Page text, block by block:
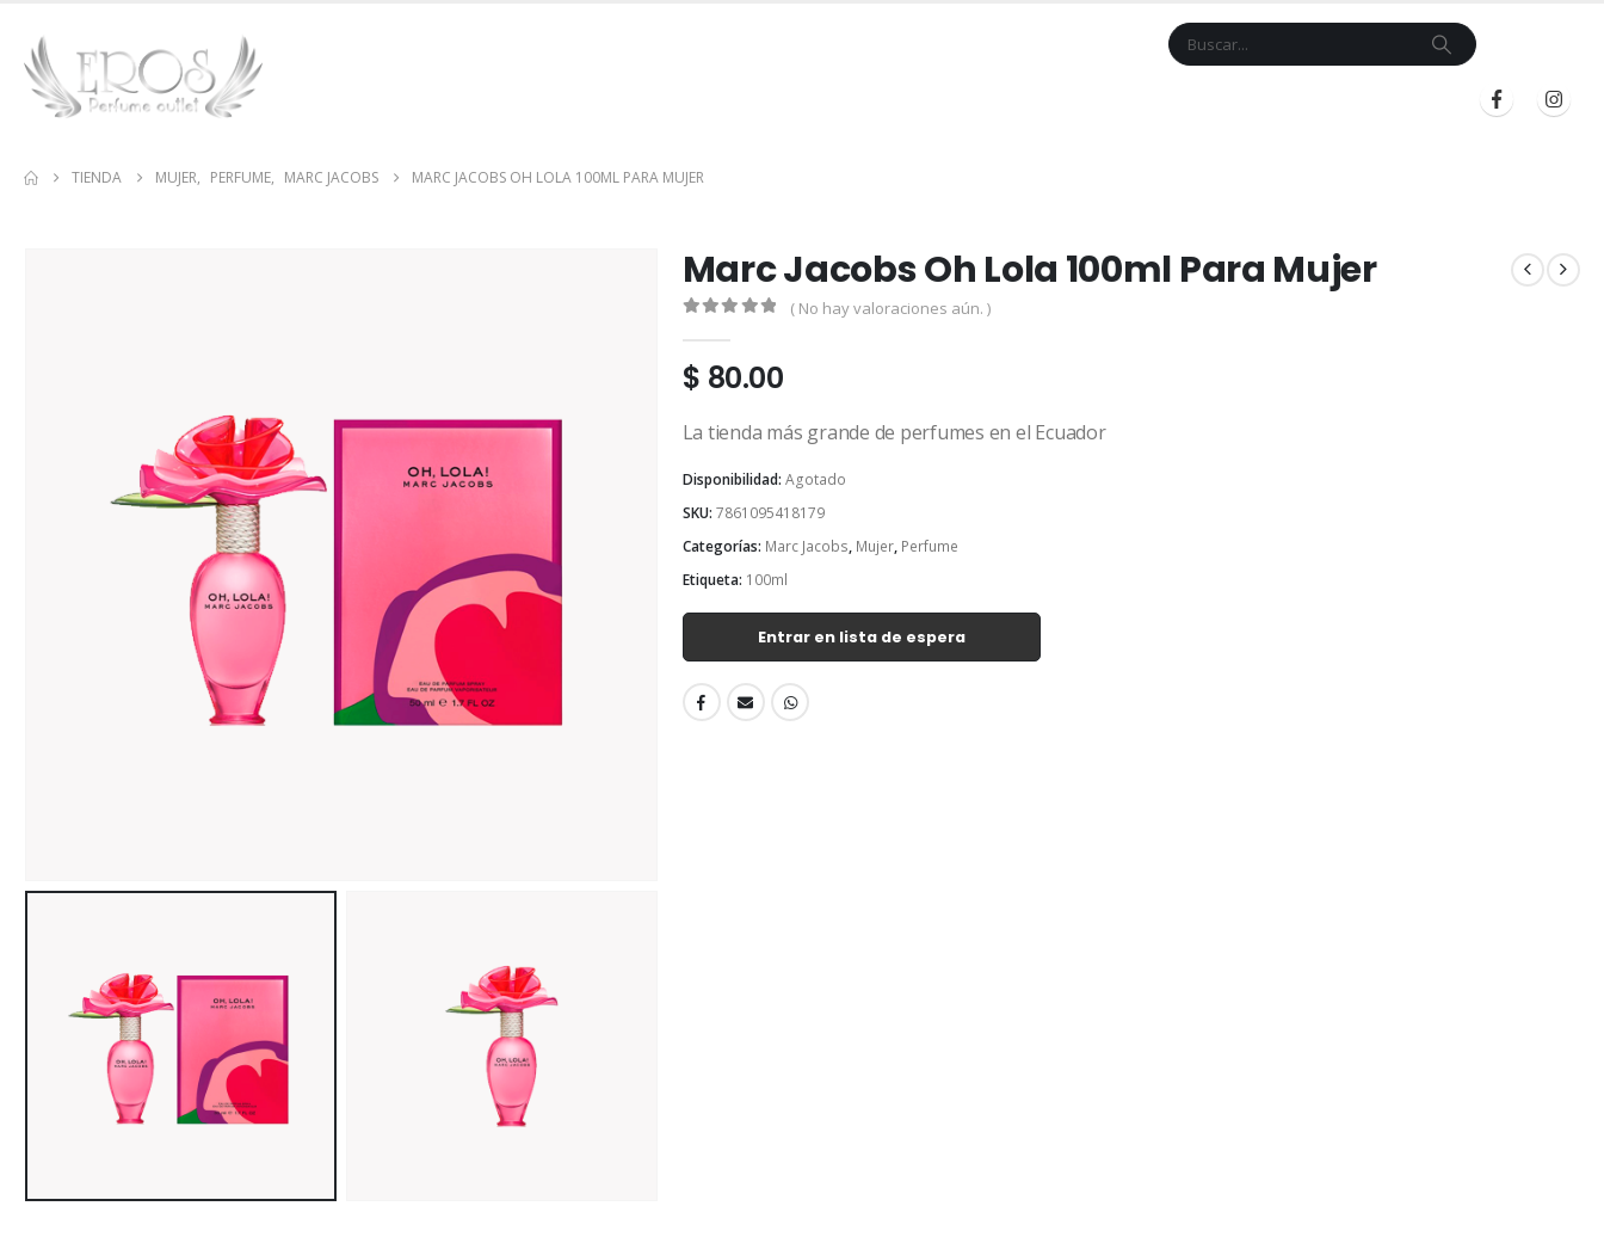
TIENDA MUJER, PERFUME, MARC JACOBS MARC JACOBS OH LOLA 100ML PARA MUJER
Marc Jacobs Oh Lola 100ml Para Mujer
( No hay valoraciones aún. )
$ 80.00
La tienda más grande de perfumes en el Ecuador
Disponibilidad: Agotado
SKU: 7861095418179
Categorías: Marc Jacobs, Mujer, Perfume
Etiqueta: 100ml
Entrar en lista de espera